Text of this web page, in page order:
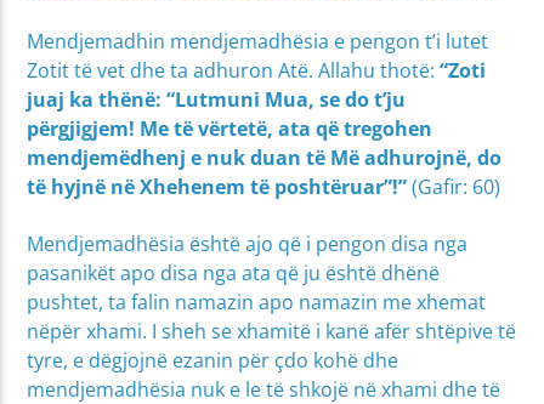
Mendjemadhin mendjemadhësia e pengon t’i lutet
Zotit të vet dhe ta adhuron Atë. Allahu thotë:“Zoti
juaj ka thënë: “Lutmuni Mua, se do t’ju
përgjigjem! Me të vërtetë, ata që tregohen
mendjemëdhenj e nuk duan të Më adhurojnë, do
të hyjnë në Xhehenem të poshtëruar”!”(Gafir: 60)
Mendjemadhësia është ajo që i pengon disa nga
pasanikët apo disa nga ata që ju është dhënë
pushtet, ta falin namazin apo namazin me xhemat
nëpër xhami. I sheh se xhamitë i kanë afër shtëpive të
tyre, e dëgjojnë ezanin për çdo kohë dhe
mendjemadhësia nuk e le të shkojë në xhami dhe të